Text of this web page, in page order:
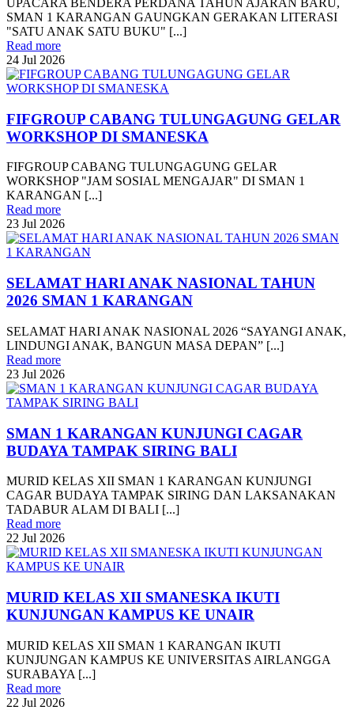
UPACARA BENDERA PERDANA TAHUN AJARAN BARU,
SMAN 1 KARANGAN GAUNGKAN GERAKAN LITERASI
"SATU ANAK SATU BUKU" [...]
Read more
24 Jul 2026
FIFGROUP CABANG TULUNGAGUNG GELAR
WORKSHOP DI SMANESKA
FIFGROUP CABANG TULUNGAGUNG GELAR
WORKSHOP "JAM SOSIAL MENGAJAR" DI SMAN 1
KARANGAN [...]
Read more
23 Jul 2026
SELAMAT HARI ANAK NASIONAL TAHUN
2026 SMAN 1 KARANGAN
SELAMAT HARI ANAK NASIONAL 2026 “SAYANGI ANAK,
LINDUNGI ANAK, BANGUN MASA DEPAN” [...]
Read more
23 Jul 2026
SMAN 1 KARANGAN KUNJUNGI CAGAR
BUDAYA TAMPAK SIRING BALI
MURID KELAS XII SMAN 1 KARANGAN KUNJUNGI
CAGAR BUDAYA TAMPAK SIRING DAN LAKSANAKAN
TADABUR ALAM DI BALI [...]
Read more
22 Jul 2026
MURID KELAS XII SMANESKA IKUTI
KUNJUNGAN KAMPUS KE UNAIR
MURID KELAS XII SMAN 1 KARANGAN IKUTI
KUNJUNGAN KAMPUS KE UNIVERSITAS AIRLANGGA
SURABAYA [...]
Read more
22 Jul 2026